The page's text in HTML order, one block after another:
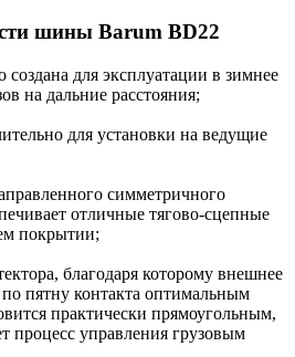
шины Barum BD22
для эксплуатации в зимнее
на дальние расстояния;
для установки на ведущие
симметричного
отличные тягово-сцепные
покрытии;
благодаря которому внешнее
по пятну контакта оптимальным
практически прямоугольным,
процесс управления грузовым